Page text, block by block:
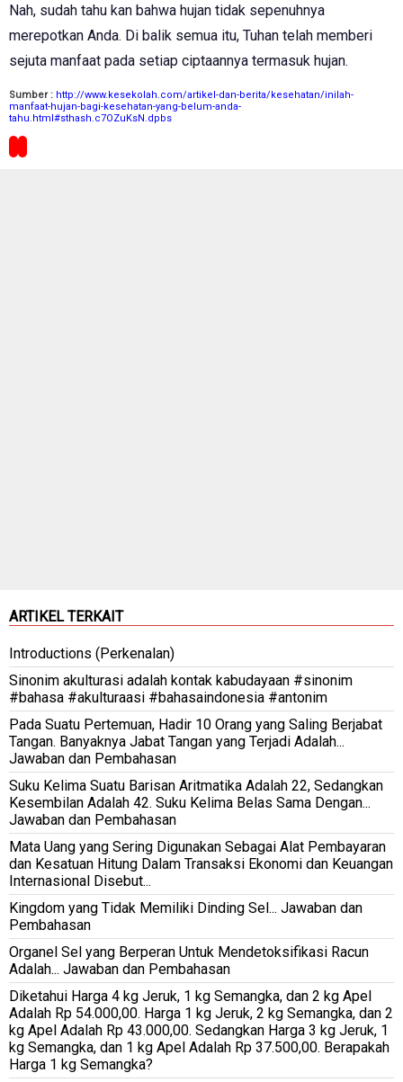
Nah, sudah tahu kan bahwa hujan tidak sepenuhnya
merepotkan Anda. Di balik semua itu, Tuhan telah memberi
sejuta manfaat pada setiap ciptaannya termasuk hujan.
Sumber : http://www.kesekolah.com/artikel-dan-berita/kesehatan/inilah-
manfaat-hujan-bagi-kesehatan-yang-belum-anda-
tahu.html#sthash.c7OZuKsN.dpbs
ARTIKEL TERKAIT
Introductions (Perkenalan)
Sinonim akulturasi adalah kontak kabudayaan #sinonim
#bahasa #akulturaasi #bahasaindonesia #antonim
Pada Suatu Pertemuan, Hadir 10 Orang yang Saling Berjabat
Tangan. Banyaknya Jabat Tangan yang Terjadi Adalah...
Jawaban dan Pembahasan
Suku Kelima Suatu Barisan Aritmatika Adalah 22, Sedangkan
Kesembilan Adalah 42. Suku Kelima Belas Sama Dengan...
Jawaban dan Pembahasan
Mata Uang yang Sering Digunakan Sebagai Alat Pembayaran
dan Kesatuan Hitung Dalam Transaksi Ekonomi dan Keuangan
Internasional Disebut...
Kingdom yang Tidak Memiliki Dinding Sel... Jawaban dan
Pembahasan
Organel Sel yang Berperan Untuk Mendetoksifikasi Racun
Adalah... Jawaban dan Pembahasan
Diketahui Harga 4 kg Jeruk, 1 kg Semangka, dan 2 kg Apel
Adalah Rp 54.000,00. Harga 1 kg Jeruk, 2 kg Semangka, dan 2
kg Apel Adalah Rp 43.000,00. Sedangkan Harga 3 kg Jeruk, 1
kg Semangka, dan 1 kg Apel Adalah Rp 37.500,00. Berapakah
Harga 1 kg Semangka?